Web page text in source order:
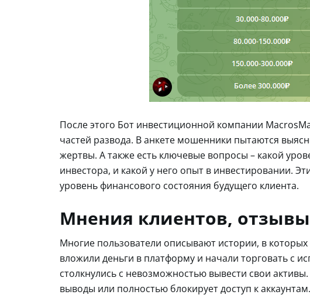
После этого Бот инвестиционной компании
частей развода. В анкете мошенники пытаются
жертвы. А также есть ключевые вопросы – какой
инвестора, и какой у него опыт в инвестировании.
уровень финансового состояния будущего клиента.
Мнения клиентов,
Многие пользователи описывают истории, в
вложили деньги в платформу и начали торговать с
столкнулись с невозможностью вывести свои
выводы или полностью блокирует доступ к аккаунтам.